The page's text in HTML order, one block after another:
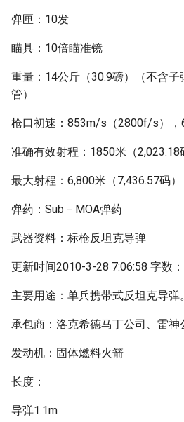
弹匣：10发
瞄具：10倍瞄准镜
重量：14公斤（30.9磅）（不含
管）
枪口初速：853m/s（2800f/s），
准确有效射程：1850米（2,023.18
最大射程：6,800米（7,436.57码）
弹药：Sub－MOA弹药
武器资料：标枪反坦克导弹
更新时间2010-3-28 7:06:58 字数
主要用途：单兵携带式反坦克导弹。
承包商：洛克希德马丁公司、雷神
发动机：固体燃料火箭
长度：
导弹1.1m